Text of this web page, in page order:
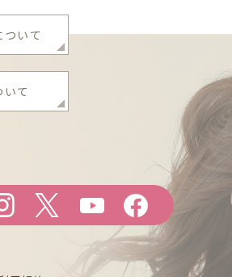
ついて
て